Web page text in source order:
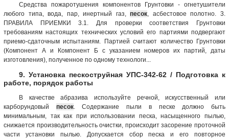
Средства пожаротушения компонентов Грунтовки - огнетушители
любого типа, вода, пар, инертный газ,песок , асбестовое полотно. 3.
ПРАВИЛА ПРИЕМКИ 3.1. Для проверки соответствия Грунтовки
требованиям настоящих технических условий его партиями подвергают
приемо-сдаточным испытаниям. Партией считают количество Грунтовки
(Компонент А и Компонент Б с указанием номеров их партий, даты
изготовления), полученное по одному технологи...
9. Установка пескоструйная УПС-342-62 / Подготовка к
работе, порядок работы
В качестве абразива используйте речной, искусственный или
карборундовый песок. Содержание пыли в песке должно быть
минимальным, так как при использовании песка, насыщенного пылью,
снижается производительность очистки, происходит засорение проточной
части установки пылью. Допускается сбор песка и его повторное